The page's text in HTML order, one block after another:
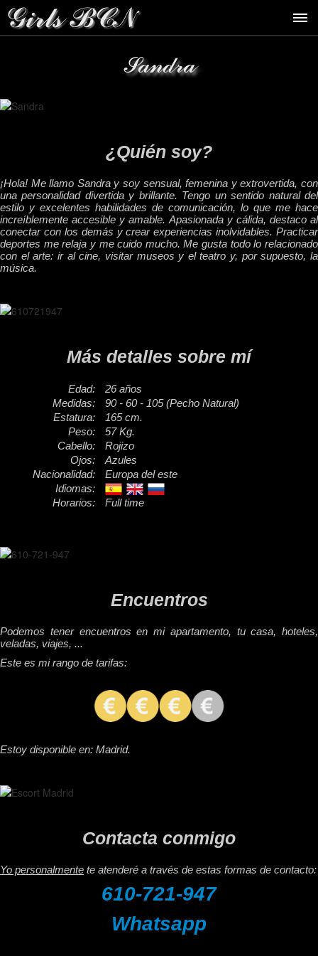
Sandra
¿Quién soy?
¡Hola! Me llamo Sandra y soy sensual, femenina y extrovertida, con
una personalidad divertida y brillante. Tengo un sentido natural del
estilo y excelentes habilidades de comunicación, lo que me hace
increíblemente accesible y amable. Apasionada y cálida, destaco al
conectar con los demás y crear experiencias inolvidables. Practicar
deportes me relaja y me cuido mucho. Me gusta todo lo relacionado
con el arte: ir al cine, visitar museos y el teatro y, por supuesto, la
música.
Más detalles sobre mí
Edad:
26 años
Medidas:
90 - 60 - 105 (Pecho Natural)
Estatura:
165 cm.
Peso:
57 Kg.
Cabello:
Rojizo
Ojos:
Azules
Nacionalidad:
Europa del este
Idiomas:
Horarios:
Full time
Encuentros
Podemos tener encuentros en mi apartamento, tu casa, hoteles,
veladas, viajes, ...
Este es mi rango de tarifas:
Estoy disponible en: Madrid.
Contacta conmigo
Yo personalmente te atenderé a través de estas formas de contacto:
610-721-947
Whatsapp